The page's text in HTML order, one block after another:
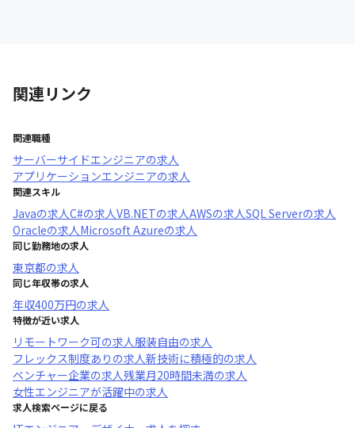
関連リンク
関連職種
サーバーサイドエンジニアの求人
アプリケーションエンジニアの求人
関連スキル
Javaの求人C#の求人VB.NETの求人AWSの求人SQL Serverの求人
Oracleの求人Microsoft Azureの求人
同じ勤務地の求人
東京都の求人
同じ年収帯の求人
年収400万円の求人
特徴が近い求人
リモートワーク可の求人服装自由の求人
フレックス制度あり の求人新技術に積極的の求人
ベンチャー企業の求人残業月20時間未満の求人
女性エンジニアが活躍中の求人
求人検索ページに戻る